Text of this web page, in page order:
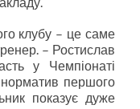
клубу – це саме
– Ростислав
у Чемпіонаті
норматив першого
показує дуже